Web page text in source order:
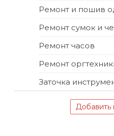
Ремонт и пошив
Ремонт сумок и
Ремонт часов
Ремонт
Заточка